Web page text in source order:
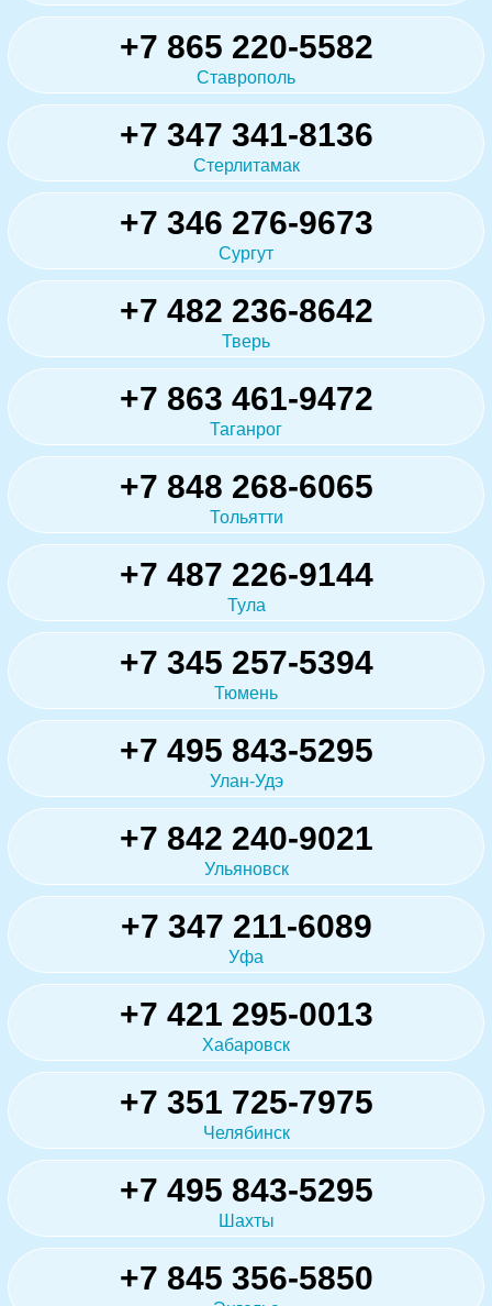
+7 865 220-5582
Ставрополь
+7 347 341-8136
Стерлитамак
+7 346 276-9673
Сургут
+7 482 236-8642
Тверь
+7 863 461-9472
Таганрог
+7 848 268-6065
Тольятти
+7 487 226-9144
Тула
+7 345 257-5394
Тюмень
+7 495 843-5295
Улан-Удэ
+7 842 240-9021
Ульяновск
+7 347 211-6089
Уфа
+7 421 295-0013
Хабаровск
+7 351 725-7975
Челябинск
+7 495 843-5295
Шахты
+7 845 356-5850